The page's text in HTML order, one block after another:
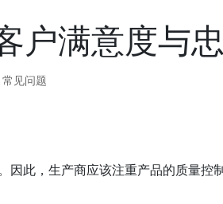
户满意度与
常见问题
此，生产商应该注重产品的质量控